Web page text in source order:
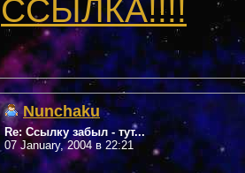
ССЫЛКА!!!!
Nunchaku
Re: Ссылку забыл - тут...
07 January, 2004 в 22:21